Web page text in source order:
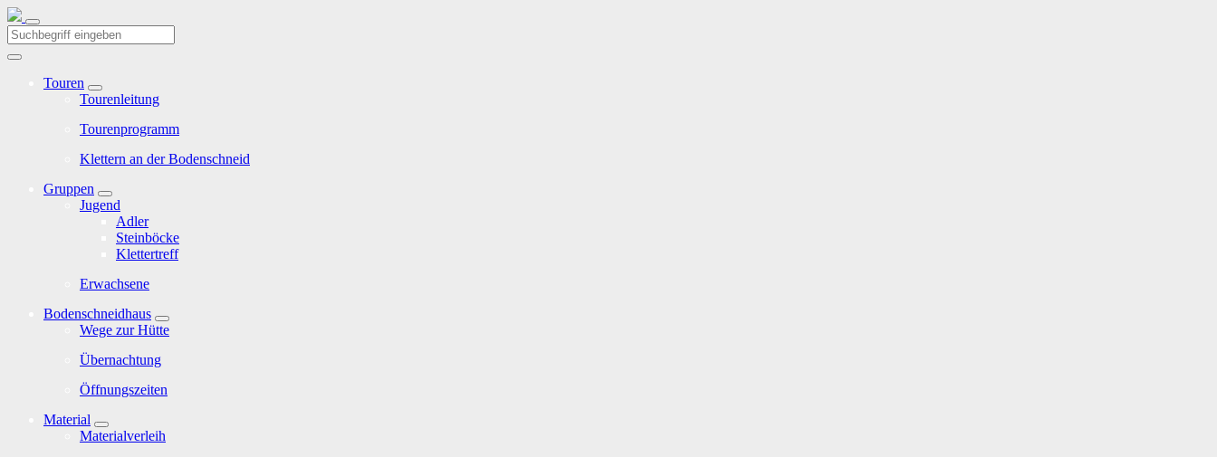
Touren
Tourenleitung
Tourenprogramm
Klettern an der Bodenschneid
Gruppen
Jugend
Adler
Steinböcke
Klettertreff
Erwachsene
Bodenschneidhaus
Wege zur Hütte
Übernachtung
Öffnungszeiten
Material
Materialverleih